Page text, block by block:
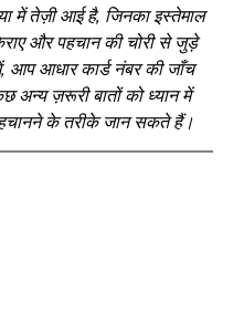
में तेज़ी आई है, जिनका इस्तेमाल
और पहचान की चोरी से जुड़े
आप आधार कार्ड नंबर की जाँच
ज़रूरी बातों को ध्यान में
के तरीके जान सकते हैं।